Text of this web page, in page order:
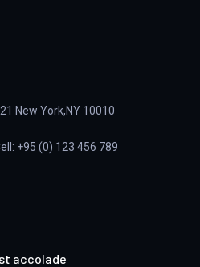
New York,NY 10010
+95 (0) 123 456 789
accolade